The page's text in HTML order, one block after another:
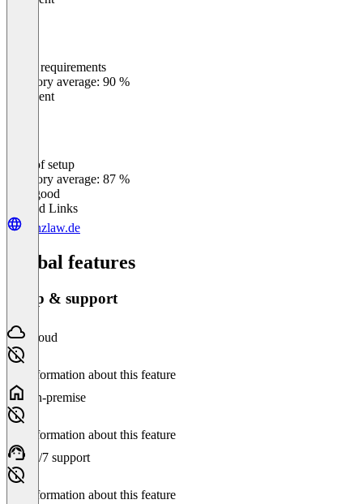
Meets requirements
Category average: 90 %
Excellent
Ease of setup
Category average: 87 %
Very good
Related Links
kanzlaw.de
Global features
Setup & support
Cloud
No information about this feature
On-premise
No information about this feature
24/7 support
No information about this feature